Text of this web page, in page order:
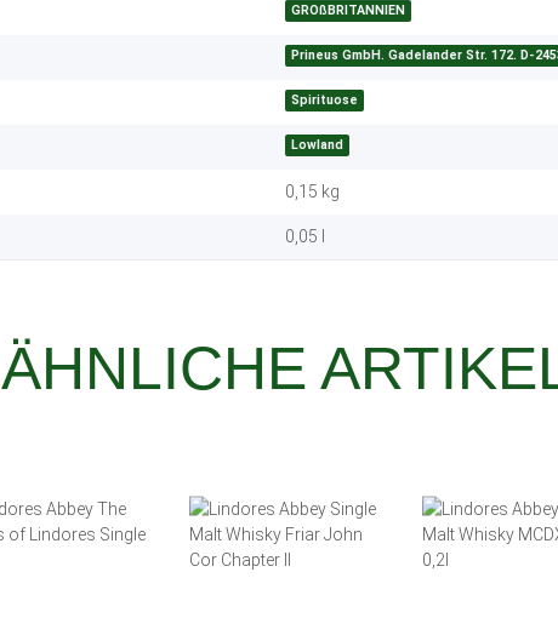
GROßBRITANNIEN
Prineus GmbH. Gadelander Str. 172. D-
Spirituose
Lowland
0,15 kg
0,05 l
ÄHNLICHE